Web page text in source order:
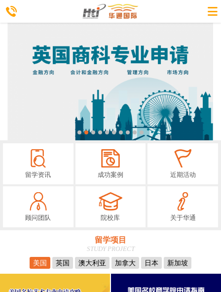
留学资讯 成功案例 近期活动
顾问团队 院校库 关于华通
留学项目
STUDY PROJECT
美国
英国 澳大利亚 加拿大 日本 新加坡